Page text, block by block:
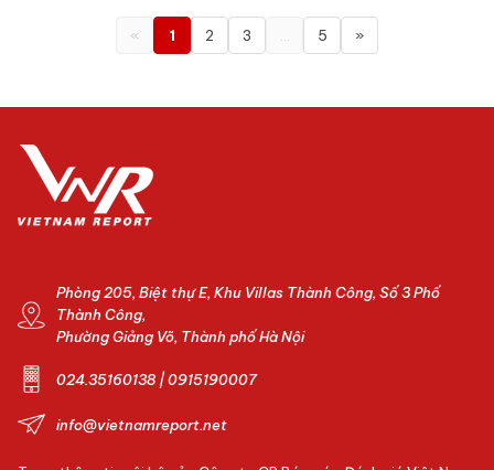
« 1 2 3 5 »
Phòng 205, Biệt thự E, Khu Villas Thành Công, Số 3 Phố
Thành Công,
Phường Giảng Võ, Thành phố Hà Nội
024.35160138 | 0915190007
info@vietnamreport.net